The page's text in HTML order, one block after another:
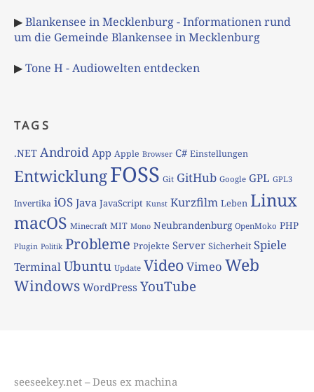
▶Blankensee in Mecklenburg - Informationen rund
um die Gemeinde Blankensee in Mecklenburg
▶Tone H - Audiowelten entdecken
TAGS
.NET Android App Apple Browser C# Einstellungen
EntwicklungFOSS Git GitHub Google GPL GPL3
Invertika iOS Java JavaScript Kunst Kurzfilm Leben Linux
macOS Minecraft MIT Mono Neubrandenburg OpenMoko PHP
Plugin Politik Probleme Projekte Server Sicherheit Spiele
TerminalUbuntu Update VideoVimeo Web
Windows WordPress YouTube
seeseekey.net – Deus ex machina